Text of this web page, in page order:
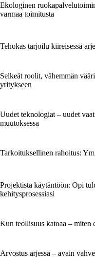
Ekologinen
varmaa toimitusta
Tehokas tarjoilu kiireisessä
Selkeät roolit, vähemmän
yritykseen
Uudet teknologiat – uudet
muutoksessa
Tarkoituksellinen rahoitus:
Projektista käytäntöön: Opi
kehitysprosessiasi
Kun teollisuus katoaa –
Arvostus arjessa – avain